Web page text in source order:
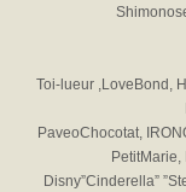
Toi-lueur ,LoveBond,
PaveoChocotat,
Disny”Cinderella”